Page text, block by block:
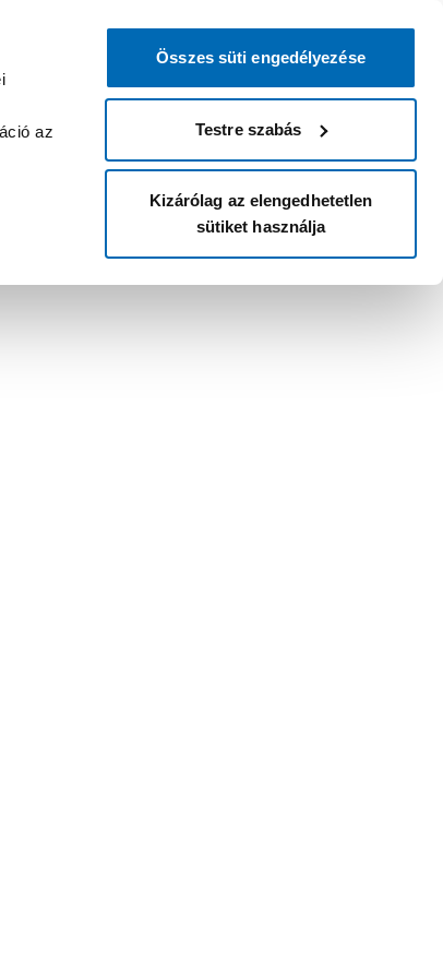
az
Összes süti engedélyezése
Testre szabás
Kizárólag az elengedhetetlen
sütiket használja